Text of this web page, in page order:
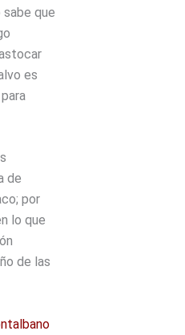
que
es
de
por
lo que
de las